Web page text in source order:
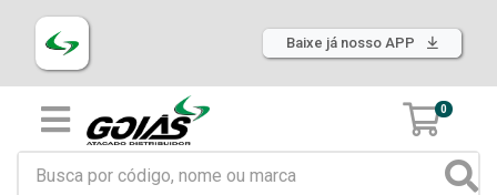
Baixe já nosso APP
0